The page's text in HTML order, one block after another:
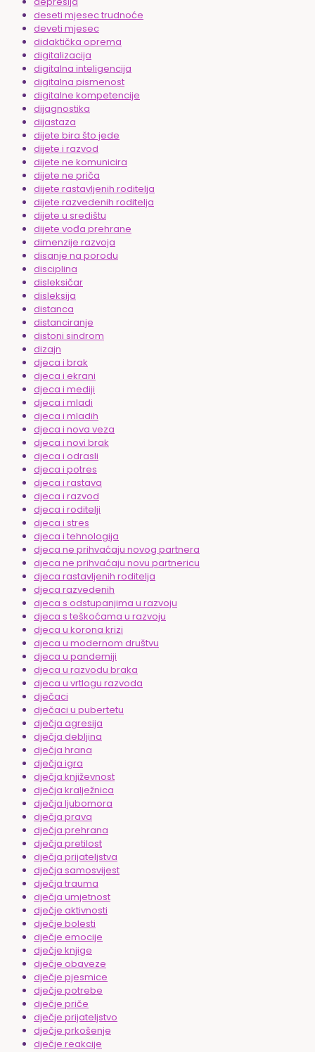
deseti mjesec trudnoće
deveti mjesec
didaktička oprema
digitalizacija
digitalna inteligencija
digitalna pismenost
digitalne kompetencije
dijagnostika
dijastaza
dijete bira što jede
dijete i razvod
dijete ne komunicira
dijete ne priča
dijete rastavljenih roditelja
dijete razvedenih roditelja
dijete u središtu
dijete vođa prehrane
dimenzije razvoja
disanje na porodu
disciplina
disleksičar
disleksija
distanca
distanciranje
distoni sindrom
dizajn
djeca i brak
djeca i ekrani
djeca i mediji
djeca i mladi
djeca i mladih
djeca i nova veza
djeca i novi brak
djeca i odrasli
djeca i potres
djeca i rastava
djeca i razvod
djeca i roditelji
djeca i stres
djeca i tehnologija
djeca ne prihvaćaju novog partnera
djeca ne prihvaćaju novu partnericu
djeca rastavljenih roditelja
djeca razvedenih
djeca s odstupanjima u razvoju
djeca s teškoćama u razvoju
djeca u korona krizi
djeca u modernom društvu
djeca u pandemiji
djeca u razvodu braka
djeca u vrtlogu razvoda
dječaci
dječaci u pubertetu
dječja agresija
dječja debljina
dječja hrana
dječja igra
dječja književnost
dječja kralježnica
dječja ljubomora
dječja prava
dječja prehrana
dječja pretilost
dječja prijateljstva
dječja samosvijest
dječja trauma
dječja umjetnost
dječje aktivnosti
dječje bolesti
dječje emocije
dječje knjige
dječje obaveze
dječje pjesmice
dječje potrebe
dječje priče
dječje prijateljstvo
dječje prkošenje
dječje reakcije